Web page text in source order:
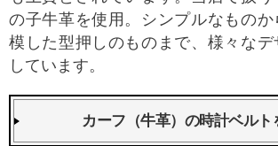
の子牛革を使用。シンプルなものか
模した型押しのものまで、様々な
しています。
カーフ（牛革）の時計ベルト